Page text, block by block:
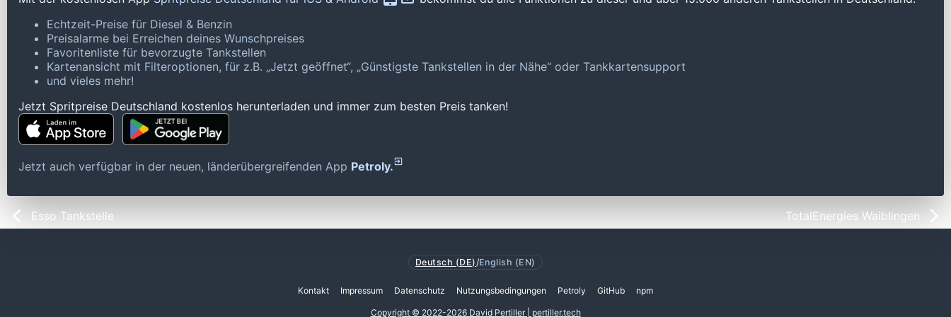
Echtzeit-Preise für Diesel & Benzin
Preisalarme bei Erreichen deines Wunschpreises
Favoritenliste für bevorzugte Tankstellen
Kartenansicht mit Filteroptionen, für z.B. „Jetzt geöffnet“, „Günstigste Tankstellen in der Nähe“ oder Tankkartensupport
und vieles mehr!
Jetzt Spritpreise Deutschland kostenlos herunterladen und immer zum besten Preis tanken!
Jetzt auch verfügbar in der neuen, länderübergreifenden App Petroly.
Esso Tankstelle TotalEnergies Waiblingen
Deutsch (DE) /English (EN)
Kontakt Impressum Datenschutz Nutzungsbedingungen Petroly GitHub npm
Copyright © 2022-2026 David Pertiller | pertiller.tech